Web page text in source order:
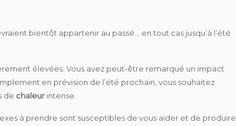
bientôt appartenir au passé… en tout cas jusqu’à l’été
élevées. Vous avez peut-être remarqué un impact
en prévision de l’été prochain, vous souhaitez
de chaleur intense.
à prendre sont susceptibles de vous aider et de produire